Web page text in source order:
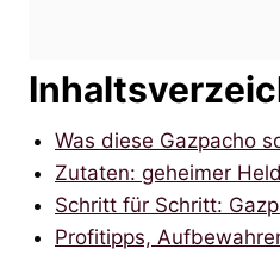
Was diese Gazpacho
Zutaten: geheimer
Schritt für Schritt:
Profitipps,